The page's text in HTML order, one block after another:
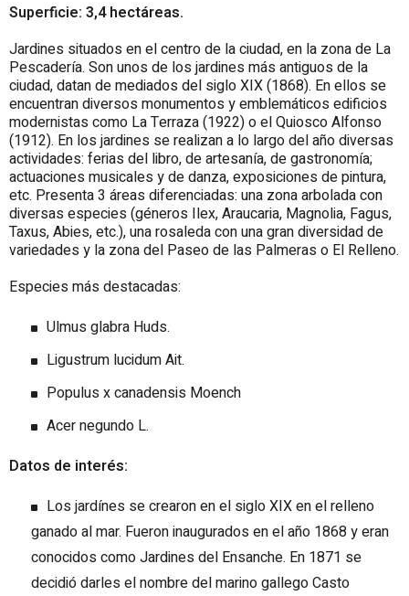
Superficie: 3,4 hectáreas.
Jardines situados en el centro de la ciudad, en la zona de La
Pescadería. Son unos de los jardines más antiguos de la
ciudad, datan de mediados del siglo XIX (1868). En ellos se
encuentran diversos monumentos y emblemáticos edificios
modernistas como La Terraza (1922) o el Quiosco Alfonso
(1912). En los jardines se realizan a lo largo del año diversas
actividades: ferias del libro, de artesanía, de gastronomía;
actuaciones musicales y de danza, exposiciones de pintura,
etc. Presenta 3 áreas diferenciadas: una zona arbolada con
diversas especies (géneros Ilex, Araucaria, Magnolia, Fagus,
Taxus, Abies, etc.), una rosaleda con una gran diversidad de
variedades y la zona del Paseo de las Palmeras o El Relleno.
Especies más destacadas:
Ulmus glabra Huds.
Ligustrum lucidum Ait.
Populus x canadensis Moench
Acer negundo L.
Datos de interés:
Los jardínes se crearon en el siglo XIX en el relleno
ganado al mar. Fueron inaugurados en el año 1868 y eran
conocidos como Jardines del Ensanche. En 1871 se
decidió darles el nombre del marino gallego Casto